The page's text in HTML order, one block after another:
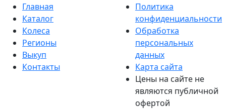
Главная
Каталог
Колеса
Регионы
Выкуп
Контакты
Политика
конфиденциальности
Обработка
персональных
данных
Карта сайта
Цены на сайте не
являются публичной
офертой